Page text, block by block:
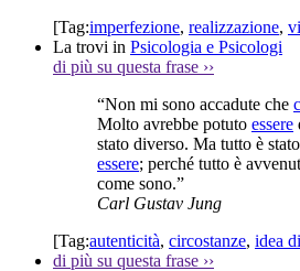
[Tag:imperfezione, realizzazione,
La trovi in Psicologia e Psicologi
di più su questa frase ››
“Non mi sono accadute che
Molto avrebbe potuto essere
stato diverso. Ma tutto è
essere; perché tutto è
come sono.”
Carl Gustav Jung
[Tag:autenticità, circostanze, idea
di più su questa frase ››